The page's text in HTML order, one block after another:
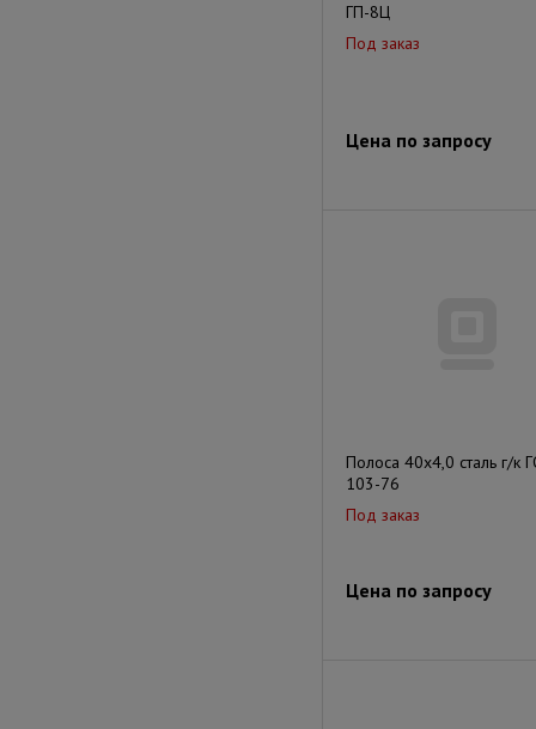
ГП-8Ц
Под заказ
Цена по запросу
Полоса 40х4,0 сталь г/к
103-76
Под заказ
Цена по запросу